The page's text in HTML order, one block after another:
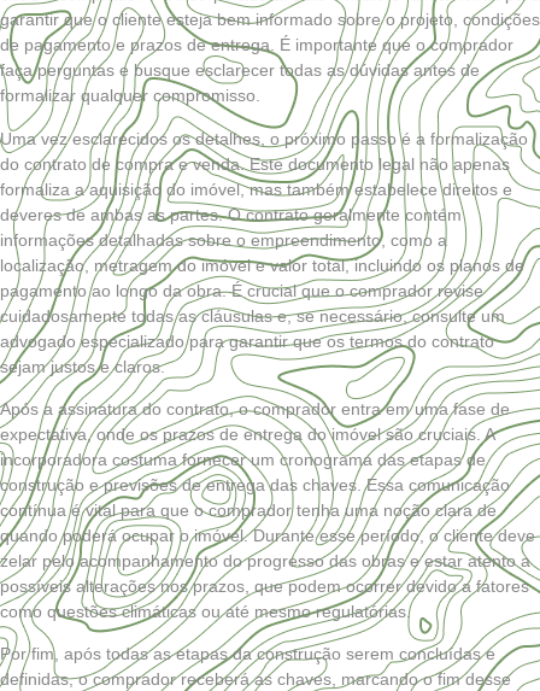
garantir que o cliente esteja bem informado sobre o projeto, condições
de pagamento e prazos de entrega. É importante que o comprador
faça perguntas e busque esclarecer todas as dúvidas antes de
formalizar qualquer compromisso.
Uma vez esclarecidos os detalhes, o próximo passo é a formalização
do contrato de compra e venda. Este documento legal não apenas
formaliza a aquisição do imóvel, mas também estabelece direitos e
deveres de ambas as partes. O contrato geralmente contém
informações detalhadas sobre o empreendimento, como a
localização, metragem do imóvel e valor total, incluindo os planos de
pagamento ao longo da obra. É crucial que o comprador revise
cuidadosamente todas as cláusulas e, se necessário, consulte um
advogado especializado para garantir que os termos do contrato
sejam justos e claros.
Após a assinatura do contrato, o comprador entra em uma fase de
expectativa, onde os prazos de entrega do imóvel são cruciais. A
incorporadora costuma fornecer um cronograma das etapas de
construção e previsões de entrega das chaves. Essa comunicação
contínua é vital para que o comprador tenha uma noção clara de
quando poderá ocupar o imóvel. Durante esse período, o cliente deve
zelar pelo acompanhamento do progresso das obras e estar atento a
possíveis alterações nos prazos, que podem ocorrer devido a fatores
como questões climáticas ou até mesmo regulatórias.
Por fim, após todas as etapas da construção serem concluídas e
definidas, o comprador receberá as chaves, marcando o fim desse